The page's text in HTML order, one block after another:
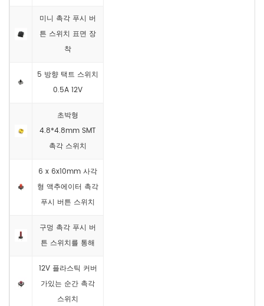
미니 촉각 푸시 버
튼 스위치 표면 장
착
5 방향 택트 스위치
0.5A 12V
초박형
4.8*4.8mm SMT
촉각 스위치
6 x 6x10mm 사각
형 액추에이터 촉각
푸시 버튼 스위치
구멍 촉각 푸시 버
튼 스위치를 통해
12V 플라스틱 커버
가있는 순간 촉각
스위치